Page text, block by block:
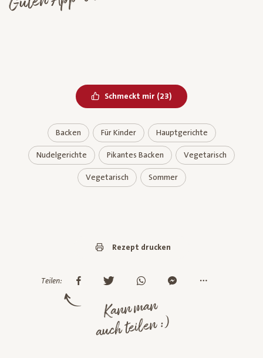
Schmeckt mir Bereits geliked
(23)
Backen Für Kinder Hauptgerichte
Nudelgerichte Pikantes Backen Vegetarisch
Vegetarisch Sommer
Rezept drucken
Teilen:
Kann man
auch teilen :)